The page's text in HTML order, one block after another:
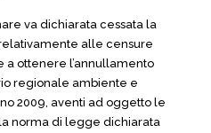
va dichiarata cessata la
alle censure
a ottenere l’annullamento
regionale ambiente e
2009, aventi ad oggetto le
norma di legge dichiarata